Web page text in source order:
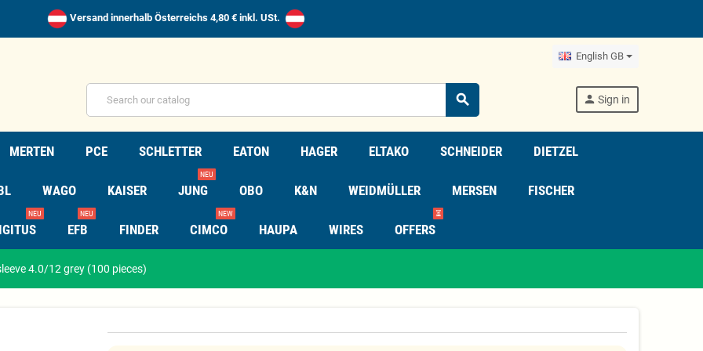
Versand innerhalb Österreichs 4,80 € inkl. USt.
English GB
search person Sign in
MERTEN PCE SCHLETTER EATON HAGER ELTAKO SCHNEIDER DIETZEL
WAGO KAISER JUNG
NEU
OBO K&N WEIDMÜLLER MERSEN FISCHER
NEU
EFB
NEU
FINDER CIMCO
NEW
HAUPA WIRES OFFERS
⏳
4.0/12 grey (100 pieces)